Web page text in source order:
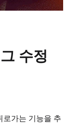
수정
로가는 기능을 추